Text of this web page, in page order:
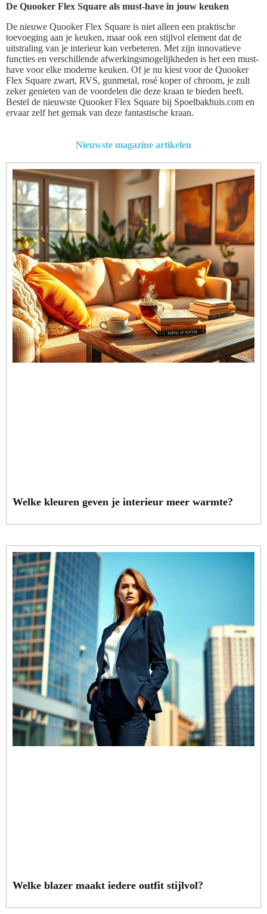
De Quooker Flex Square als must-have in jouw keuken
De nieuwe Quooker Flex Square is niet alleen een praktische
toevoeging aan je keuken, maar ook een stijlvol element dat de
uitstraling van je interieur kan verbeteren. Met zijn innovatieve
functies en verschillende afwerkingsmogelijkheden is het een must-
have voor elke moderne keuken. Of je nu kiest voor de Quooker
Flex Square zwart, RVS, gunmetal, rosé koper of chroom, je zult
zeker genieten van de voordelen die deze kraan te bieden heeft.
Bestel de nieuwste Quooker Flex Square bij Spoelbakhuis.com en
ervaar zelf het gemak van deze fantastische kraan.
Nieuwste magazine artikelen
Welke kleuren geven je interieur meer warmte?
Welke blazer maakt iedere outfit stijlvol?